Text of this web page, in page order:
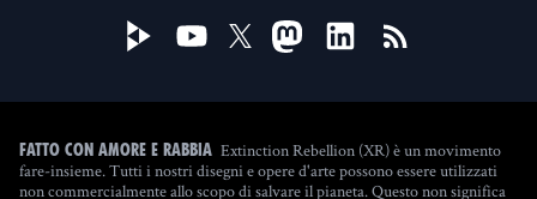
Fatto con amore e rabbia Extinction Rebellion (XR) è un movimento
fare-insieme. Tutti i nostri disegni e opere d'arte possono essere utilizzati
non commercialmente allo scopo di salvare il pianeta. Questo non significa